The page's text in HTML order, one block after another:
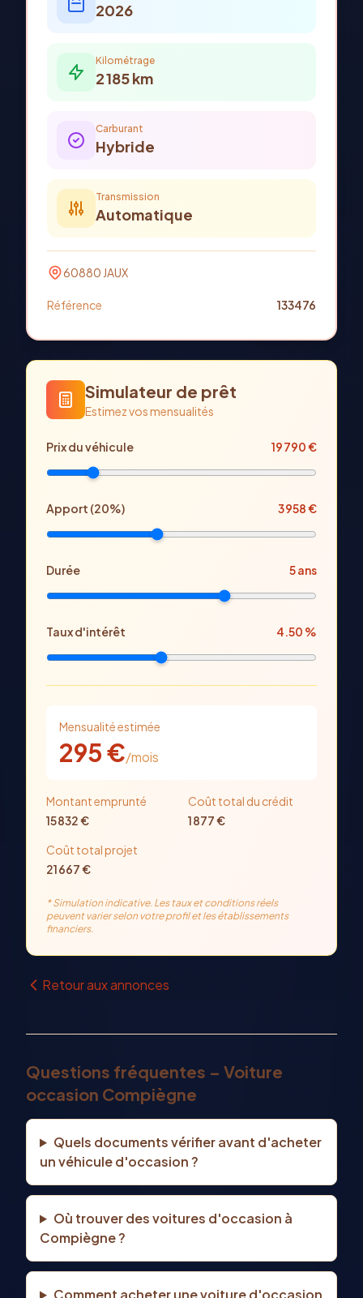
2026
Kilométrage
2 185km
Carburant
Hybride
Transmission
Automatique
60880 JAUX
Référence 133476
Simulateur de prêt
Estimez vos mensualités
Prixdu véhicule 19 790€
Apport (20%) 3 958€
Durée 5ans
Taux d'intérêt 4.50 %
Mensualité estimée
295€/mois
Montant emprunté
15 832€
Coût total du crédit
1 877€
Coût total projet
21 667€
* Simulation indicative. Les taux et conditions réels
peuvent varier selon votre profil et les établissements
financiers.
Retour aux annonces
Questions fréquentes – Voiture
occasion Compiègne
Quels documents vérifier avant d'acheter
un véhicule d'occasion ?
Où trouver des voitures d'occasion à
Compiègne ?
Comment acheter une voiture d'occasion